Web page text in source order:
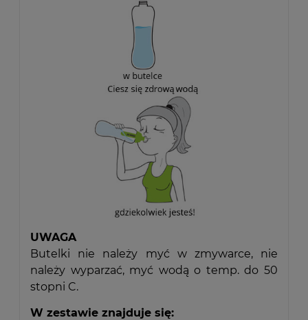
UWAGA
Butelki nie należy myć w zmywarce, nie
należy wyparzać, myć wodą o temp. do 50
stopni C.
W zestawie znajduje się: